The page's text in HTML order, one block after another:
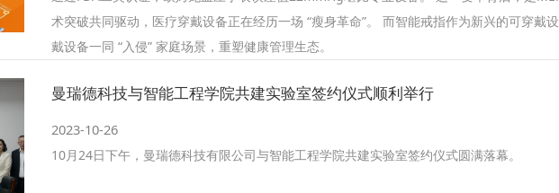
术突破共同驱动，医疗穿戴设备正在经历一场 “瘦身革命”。 而智能戒指作为新兴的可穿戴
戴设备一同 “入侵” 家庭场景，重塑健康管理生态。
曼瑞德科技与智能工程学院共建实验室签约仪式顺利举行
2023-10-26
10月24日下午，曼瑞德科技有限公司与智能工程学院共建实验室签约仪式圆满落幕。